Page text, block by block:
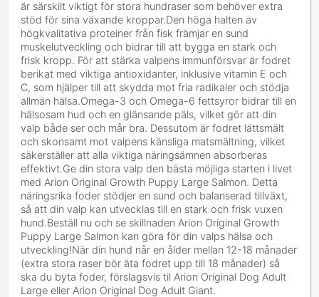
är särskilt viktigt för stora hundraser som behöver extra
stöd för sina växande kroppar.Den höga halten av
högkvalitativa proteiner från fisk främjar en sund
muskelutveckling och bidrar till att bygga en stark och
frisk kropp. För att stärka valpens immunförsvar är fodret
berikat med viktiga antioxidanter, inklusive vitamin E och
C, som hjälper till att skydda mot fria radikaler och stödja
allmän hälsa.Omega-3 och Omega-6 fettsyror bidrar till en
hälsosam hud och en glänsande päls, vilket gör att din
valp både ser och mår bra. Dessutom är fodret lättsmält
och skonsamt mot valpens känsliga matsmältning, vilket
säkerställer att alla viktiga näringsämnen absorberas
effektivt.Ge din stora valp den bästa möjliga starten i livet
med Arion Original Growth Puppy Large Salmon. Detta
näringsrika foder stödjer en sund och balanserad tillväxt,
så att din valp kan utvecklas till en stark och frisk vuxen
hund.Beställ nu och se skillnaden Arion Original Growth
Puppy Large Salmon kan göra för din valps hälsa och
utveckling!När din hund når en ålder mellan 12-18 månader
(extra stora raser bör äta fodret upp till 18 månader) så
ska du byta foder, förslagsvis til Arion Original Dog Adult
Large eller Arion Original Dog Adult Giant.